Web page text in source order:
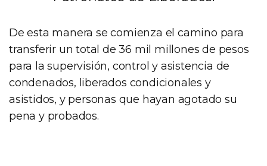
De esta manera se comienza el camino para
transferir un total de 36 mil millones de pesos
para la supervisión, control y asistencia de
condenados, liberados condicionales y
asistidos, y personas que hayan agotado su
pena y probados.